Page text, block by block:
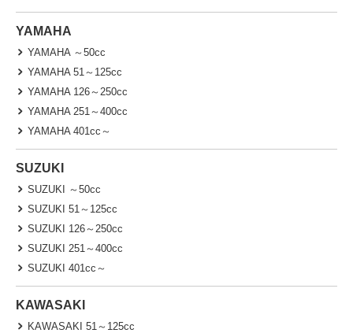
YAMAHA
YAMAHA ～50cc
YAMAHA 51～125cc
YAMAHA 126～250cc
YAMAHA 251～400cc
YAMAHA 401cc～
SUZUKI
SUZUKI ～50cc
SUZUKI 51～125cc
SUZUKI 126～250cc
SUZUKI 251～400cc
SUZUKI 401cc～
KAWASAKI
KAWASAKI 51～125cc